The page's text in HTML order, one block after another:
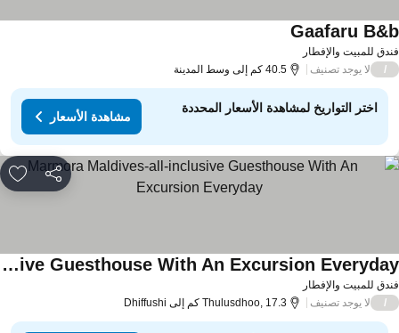
للمبيت والإفطار
Gaafaru
لا يوجد تصنيف 40.5 كم إلى وسط المدينة
اختر التواريخ لمشاهدة الأسعار المحددة
مشاهدة الأسعار
مشاركة
للمبيت والإفطار
Marmora Maldives-all-inclusive Guesthouse With An Excursion Everyday
لا يوجد تصنيف Thulusdhoo, 17.3 كم إلى Dhiffushi